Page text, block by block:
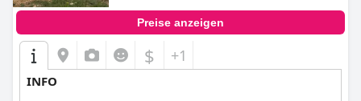
Preise anzeigen
$ +1
INFO